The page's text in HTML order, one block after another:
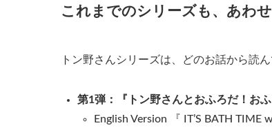
これまでのシリーズも、あわ
トン野さんシリーズは、どのお話から読
第1弾：『トン野さんとおふろだ！おふ
English Version 『 IT’S BATH TIME